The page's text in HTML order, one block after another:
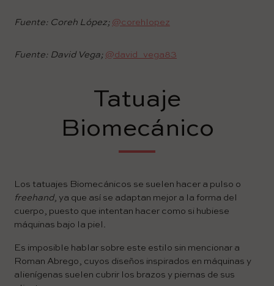
Fuente: Coreh López; @corehlopez
Fuente: David Vega; @david_vega83
Tatuaje
Biomecánico
Los tatuajes Biomecánicos se suelen hacer a pulso o
freehand, ya que así se adaptan mejor a la forma del
cuerpo, puesto que intentan hacer como si hubiese
máquinas bajo la piel.
Es imposible hablar sobre este estilo sin mencionar a
Roman Abrego, cuyos diseños inspirados en máquinas y
alienígenas suelen cubrir los brazos y piernas de sus